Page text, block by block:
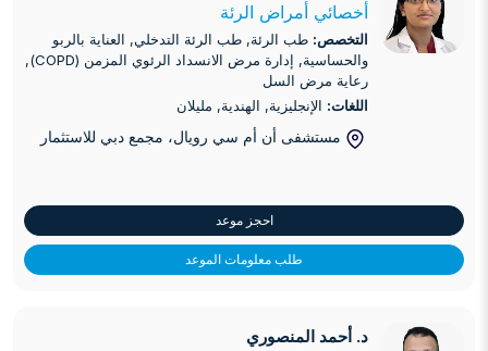
أخصائي أمراض الرئة
التخصص: طب الرئة, طب الرئة التدخلي, العناية بالربو
والحساسية, إدارة مرض الانسداد الرئوي المزمن (COPD),
رعاية مرض السل
اللغات: الإنجليزية, الهندية, مليلان
مستشفى أن أم سي رويال، مجمع دبي للاستثمار
احجز موعد
طلب معلومات الموعد
د. أحمد المنصوري
د. أحمد المنصوري